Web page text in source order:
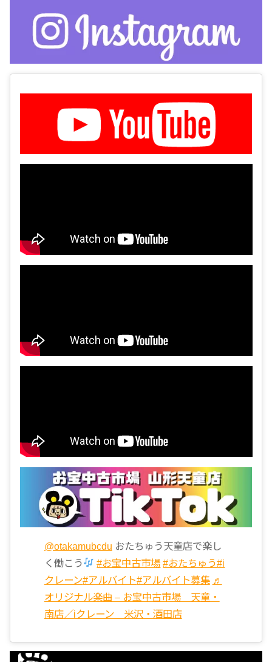
@otakamubcdu おたちゅう天童店で楽し
く働こう
#お宝中古市場 #おたちゅう#i
クレーン#アルバイト#アルバイト募集 ♬
オリジナル楽曲 – お宝中古市場 天童・
南店／iクレーン 米沢・酒田店